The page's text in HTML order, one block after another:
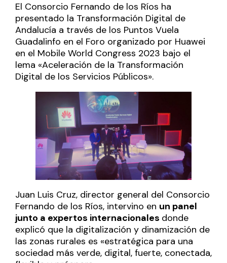
El Consorcio Fernando de los Ríos ha
presentado la Transformación Digital de
Andalucía a través de los Puntos Vuela
Guadalinfo en el Foro organizado por Huawei
en el Mobile World Congress 2023 bajo el
lema «Aceleración de la Transformación
Digital de los Servicios Públicos».
Juan Luis Cruz, director general del Consorcio
Fernando de los Ríos, intervino en un panel
junto a expertos internacionales donde
explicó que la digitalización y dinamización de
las zonas rurales es «estratégica para una
sociedad más verde, digital, fuerte, conectada,